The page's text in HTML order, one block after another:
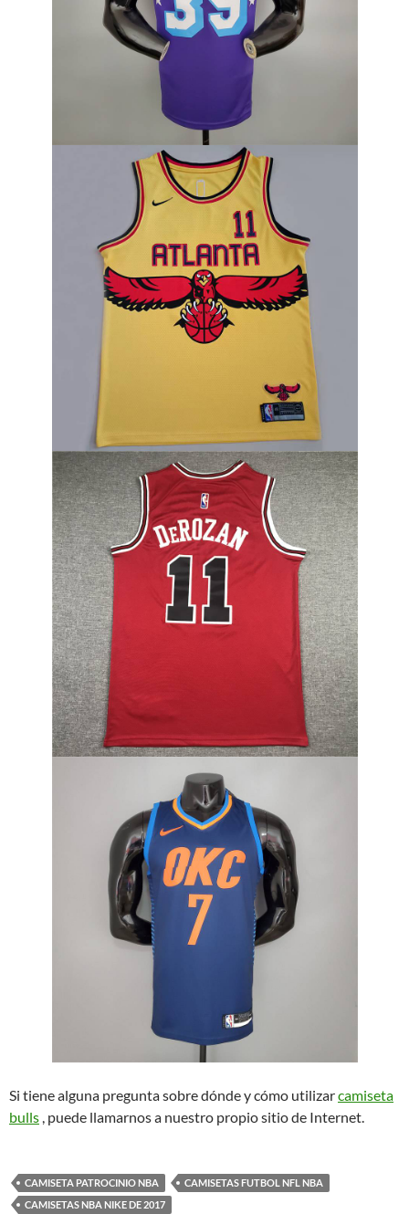
Si tiene alguna pregunta sobre dónde y cómo utilizarcamiseta
bulls , puede llamarnos a nuestro propio sitio de Internet.
CAMISETA PATROCINIO NBA
CAMISETAS FUTBOL NFL NBA
CAMISETAS NBA NIKE DE 2017